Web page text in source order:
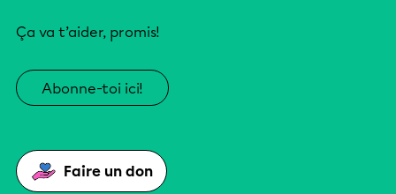
Ça va t’aider, promis!
Abonne-toi ici!
Faire un don